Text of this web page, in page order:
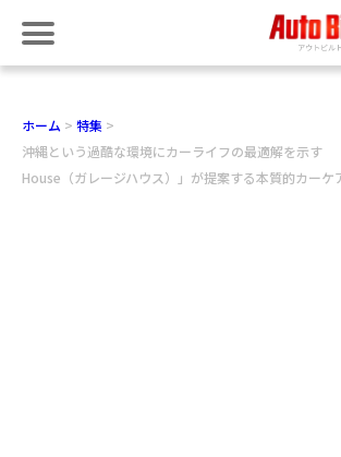
ホーム
特集
沖縄という過酷な環境にカーライフの最適解を示す
House（ガレージハウス）」が提案する本質的カーケ